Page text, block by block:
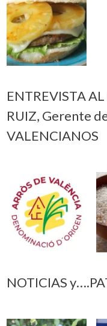
ENTREVISTA
RUIZ, Gerente
VALENCIANOS
NOTICIAS